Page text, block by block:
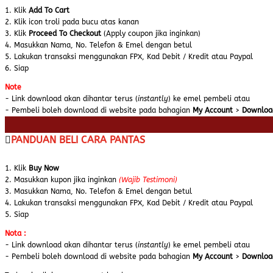
1. Klik Add To Cart
2. Klik icon troli pada bucu atas kanan
3. Klik Proceed To Checkout (Apply coupon jika inginkan)
4. Masukkan Nama, No. Telefon & Emel dengan betul
5. Lakukan transaksi menggunakan FPX, Kad Debit / Kredit atau Paypal
6. Siap
Note
- Link download akan dihantar terus (instantly) ke emel pembeli atau
- Pembeli boleh download di website pada bahagian My Account >
PANDUAN BELI CARA PANTAS
1. Klik Buy Now
2. Masukkan kupon jika inginkan (Wajib Testimoni)
3. Masukkan Nama, No. Telefon & Emel dengan betul
4. Lakukan transaksi menggunakan FPX, Kad Debit / Kredit atau Paypal
5. Siap
Nota :
- Link download akan dihantar terus (instantly) ke emel pembeli atau
- Pembeli boleh download di website pada bahagian My Account >